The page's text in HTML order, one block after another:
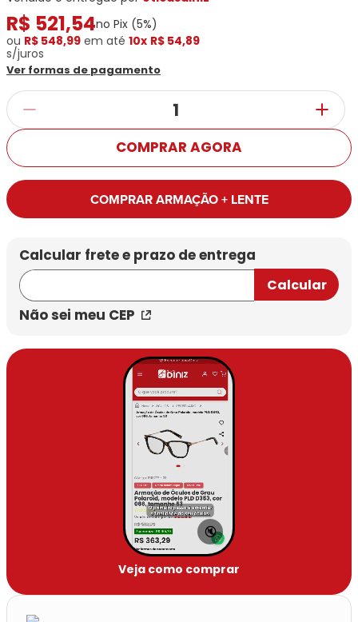
Ban
Todas
as
Marcas
Marcas
Exclusivas
Miu
Polaroid
Vogue
Todas
Exclusivas
Bulget
Todas
as
Marcas
Marcas
Unissex
Marcas
Exclusivas
Dii
Collection
R$ 521,54no Pix (5%)
ou R$ 548,99 em até 10x R$ 54,89
s/juros
Ver formas de pagamento
COMPRAR AGORA
COMPRAR ARMAÇÃO + LENTE
Não sei meu CEP
🔇
Veja como comprar